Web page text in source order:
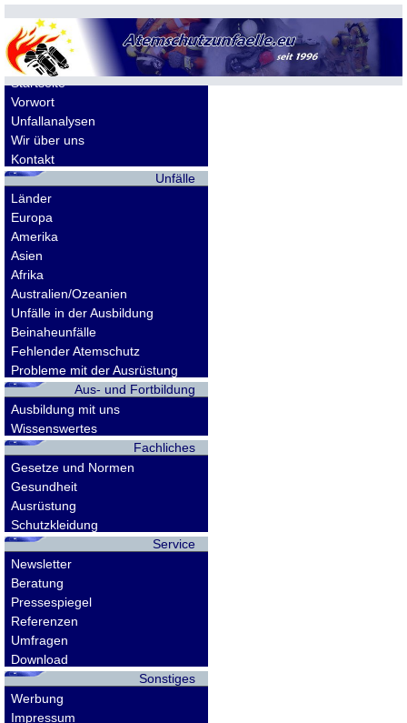
Allgemeines
Startseite
Vorwort
Unfallanalysen
Wir über uns
Kontakt
Unfälle
Länder
Europa
Amerika
Asien
Afrika
Australien/Ozeanien
Unfälle in der Ausbildung
Beinaheunfälle
Fehlender Atemschutz
Probleme mit der Ausrüstung
Aus- und Fortbildung
Ausbildung mit uns
Wissenswertes
Fachliches
Gesetze und Normen
Gesundheit
Ausrüstung
Schutzkleidung
Service
Newsletter
Beratung
Pressespiegel
Referenzen
Umfragen
Download
Sonstiges
Werbung
Impressum